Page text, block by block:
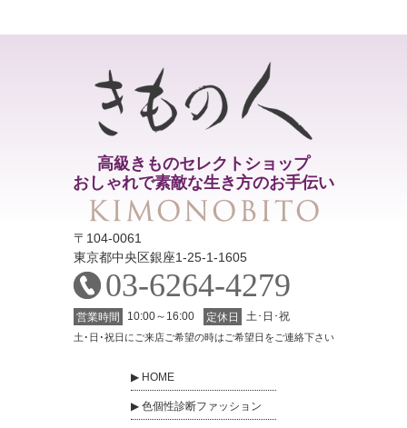
高級きものセレクトショップ
おしゃれで素敵な生き方のお手伝い
〒104-0061
東京都中央区銀座1-25-1-1605
03-6264-4279
営業時間 10:00～16:00 定休日 土･日･祝
土･日･祝日にご来店ご希望の時はご希望日をご連絡下さい
HOME
色個性診断ファッション